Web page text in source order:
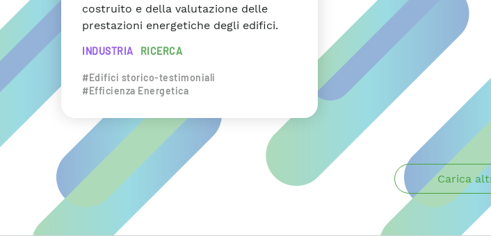
costruito e della valutazione delle
prestazioni energetiche degli edifici.
INDUSTRIA RICERCA
#Edifici storico-testimoniali
#Efficienza Energetica
Carica